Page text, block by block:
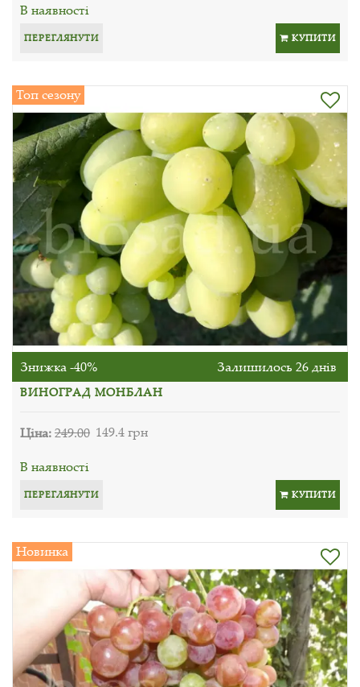
В наявності
ПЕРЕГЛЯНУТИ КУПИТИ
Топ сезону
Знижка -40% Залишилось 26 днів
ВИНОГРАД МОНБЛАН
Ціна:249.00 149.4 грн
В наявності
ПЕРЕГЛЯНУТИ КУПИТИ
Новинка